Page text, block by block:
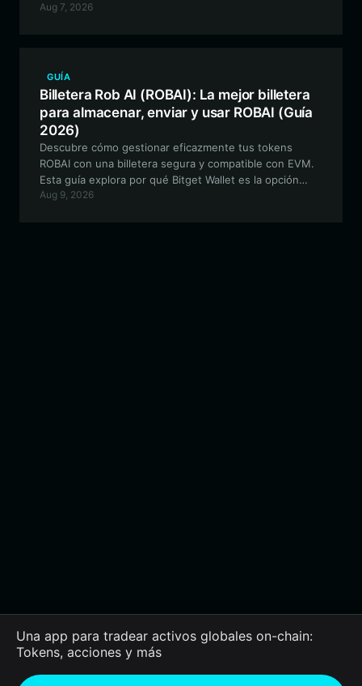
opción para almacenar, intercambiar e interactuar con
Aug 7, 2026
GUÍA
Billetera Rob AI (ROBAI): La mejor billetera
para almacenar, enviar y usar ROBAI (Guía
2026)
Descubre cómo gestionar eficazmente tus tokens
ROBAI con una billetera segura y compatible con EVM.
Esta guía explora por qué Bitget Wallet es la opción
principal para acceder al ecosistema de Rob AI,
Aug 9, 2026
Una app para tradear activos globales on-chain:
Tokens, acciones y más